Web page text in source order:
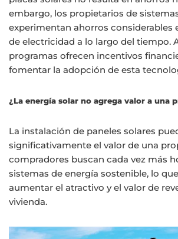
embargo, los propietarios de
experimentan ahorros considerables
de electricidad a lo largo del tiempo.
programas ofrecen incentivos
fomentar la adopción de esta
¿La energía solar no agrega valor a una
La instalación de paneles solares
significativamente el valor de una
compradores buscan cada vez más
sistemas de energía sostenible, lo
aumentar el atractivo y el valor de
vivienda.